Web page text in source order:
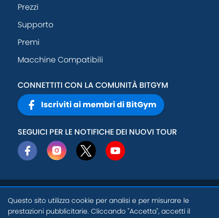
Prezzi
Supporto
Premi
Macchine Compatibili
CONNETTITI CON LA COMUNITÀ BITGYM
Iscriviti ai membri di BitGym
SEGUICI PER LE NOTIFICHE DEI NUOVI TOUR
© 2026 Active
Theory, Inc.
Politica sulla
privacy
Questo sito utilizza cookie per analisi e per misurare le
prestazioni pubblicitarie. Cliccando "Accetta", accetti il